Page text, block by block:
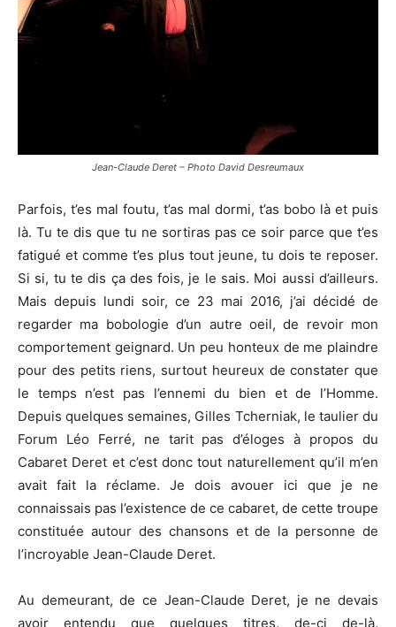
Jean-Claude Deret – Photo David Desreumaux
Parfois, t’es mal foutu, t’as mal dormi, t’as bobo là et puis
là. Tu te dis que tu ne sortiras pas ce soir parce que t’es
fatigué et comme t’es plus tout jeune, tu dois te reposer.
Si si, tu te dis ça des fois, je le sais. Moi aussi d’ailleurs.
Mais depuis lundi soir, ce 23 mai 2016, j’ai décidé de
regarder ma bobologie d’un autre oeil, de revoir mon
comportement geignard. Un peu honteux de me plaindre
pour des petits riens, surtout heureux de constater que
le temps n’est pas l’ennemi du bien et de l’Homme.
Depuis quelques semaines, Gilles Tcherniak, le taulier du
Forum Léo Ferré, ne tarit pas d’éloges à propos du
Cabaret Deret et c’est donc tout naturellement qu’il m’en
avait fait la réclame. Je dois avouer ici que je ne
connaissais pas l’existence de ce cabaret, de cette troupe
constituée autour des chansons et de la personne de
l’incroyable Jean-Claude Deret.
Au demeurant, de ce Jean-Claude Deret, je ne devais
avoir entendu que quelques titres, de-ci de-là,